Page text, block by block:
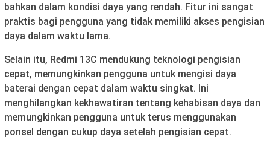
bahkan dalam kondisi daya yang rendah. Fitur ini sangat
praktis bagi pengguna yang tidak memiliki akses pengisian
daya dalam waktu lama.
Selain itu, Redmi 13C mendukung teknologi pengisian
cepat, memungkinkan pengguna untuk mengisi daya
baterai dengan cepat dalam waktu singkat. Ini
menghilangkan kekhawatiran tentang kehabisan daya dan
memungkinkan pengguna untuk terus menggunakan
ponsel dengan cukup daya setelah pengisian cepat.